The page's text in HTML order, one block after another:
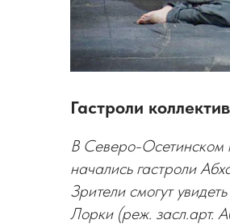
Гастроли
В Северо-Осетинском
начались гастроли
Зрители смогут
Лорки (реж. засл.арт.